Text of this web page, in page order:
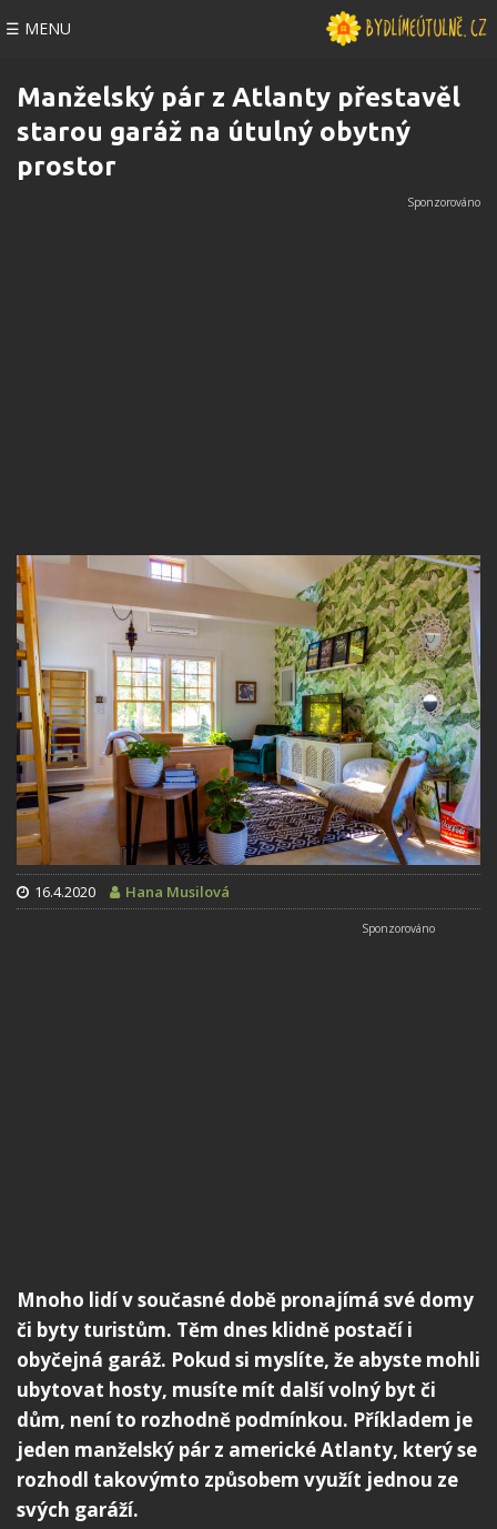
☰ MENU
Manželský pár z Atlanty přestavěl
starou garáž na útulný obytný
prostor
16.4.2020 Hana Musilová
Mnoho lidí v současné době pronajímá své domy
či byty turistům. Těm dnes klidně postačí i
obyčejná garáž. Pokud si myslíte, že abyste mohli
ubytovat hosty, musíte mít další volný byt či
dům, není to rozhodně podmínkou. Příkladem je
jeden manželský pár z americké Atlanty, který se
rozhodl takovýmto způsobem využít jednou ze
svých garáží.